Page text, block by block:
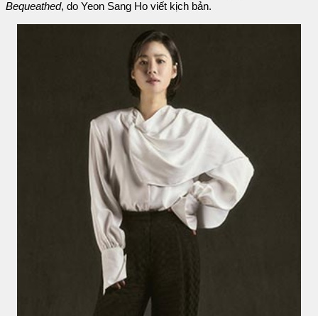
Bequeathed, do Yeon Sang Ho viết kịch bản.